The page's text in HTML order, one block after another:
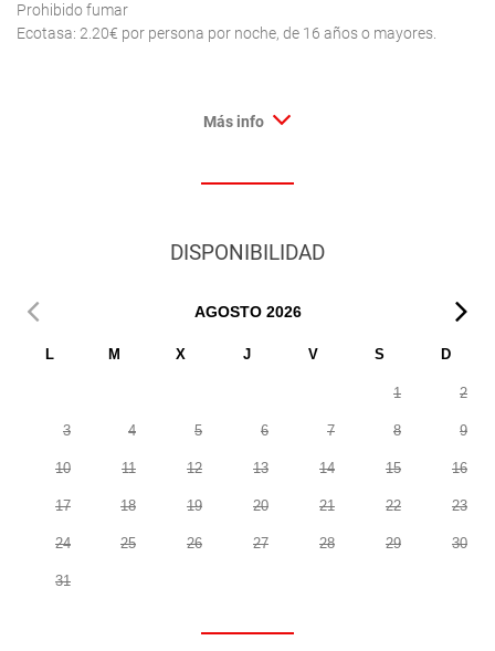
Prohibido fumar
Ecotasa: 2.20€ por persona por noche, de 16 años o mayores.
Más info
DISPONIBILIDAD
AGOSTO 2026
L M X J V S D
1 2
3 4 5 6 7 8 9
10 11 12 13 14 15 16
17 18 19 20 21 22 23
24 25 26 27 28 29 30
31